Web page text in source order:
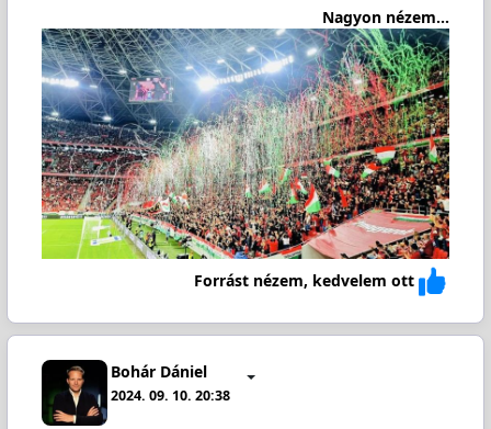
Nagyon nézem...
Forrást nézem, kedvelem ott
Bohár Dániel
2024. 09. 10. 20:38